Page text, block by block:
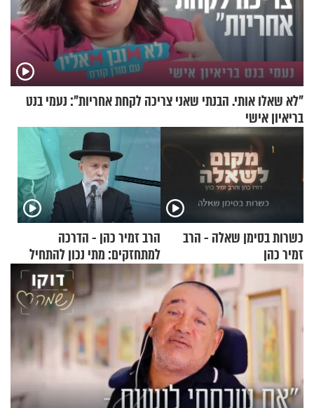
"לא שאלו אותי. הבנתי שאני צריכה לקחת אחריות": נעמי בנט
בריאיון אישי
כשרות בסימן שאלה - הרב
זמיר כהן
הרב זמיר כהן - הדרכה
למתחזקים: מתי נכון להתחיל
עם לבישת הציצית?